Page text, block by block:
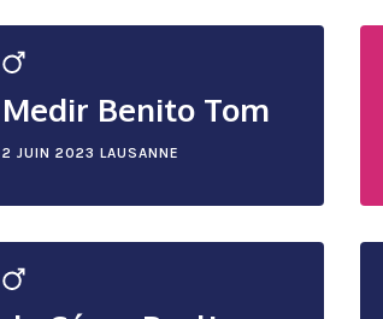
Medir Benito Tom
2 JUIN 2023 LAUSANNE